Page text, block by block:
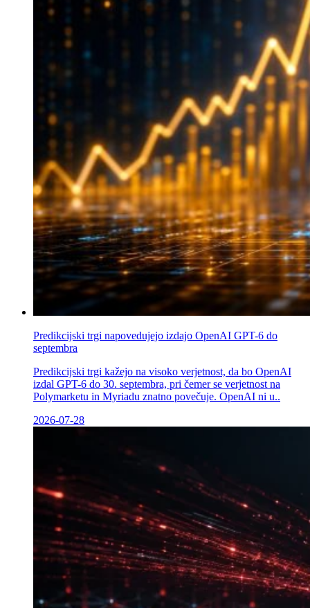
Predikcijski trgi napovedujejo izdajo OpenAI GPT-6 do
septembra
Predikcijski trgi kažejo na visoko verjetnost, da bo OpenAI
izdal GPT-6 do 30. septembra, pri čemer se verjetnost na
Polymarketu in Myriadu znatno povečuje. OpenAI ni u..
2026-07-28